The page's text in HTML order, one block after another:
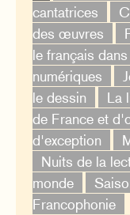
cantatrices
des œuvres
le français
numériques
le dessin
La
de France et
d'exception
Nuits de la
monde
Francophonie